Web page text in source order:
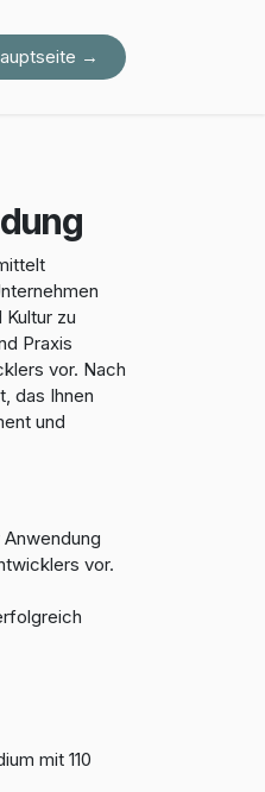
→
zu
Praxis
vor. Nach
das Ihnen
und
vor.
mit 110